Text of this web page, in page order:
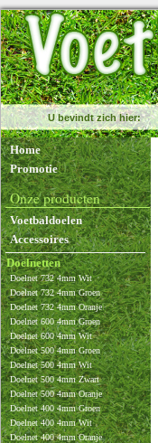
U bevindt zich hier:
Home
Promotie
Onze producten
Voetbaldoelen
Accessoires
Doelnetten
Doelnet 732 4mm Wit
Doelnet 732 4mm Groen
Doelnet 732 4mm Oranje
Doelnet 600 4mm Groen
Doelnet 600 4mm Wit
Doelnet 500 4mm Groen
Doelnet 500 4mm Wit
Doelnet 500 4mm Zwart
Doelnet 500 4mm Oranje
Doelnet 400 4mm Groen
Doelnet 400 4mm Wit
Doelnet 400 4mm Oranje